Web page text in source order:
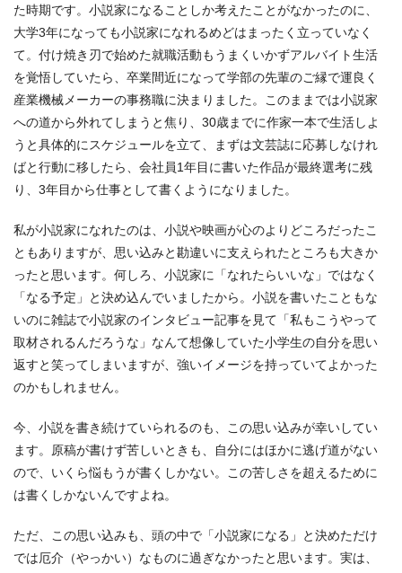
た時期です。小説家になることしか考えたことがなかったのに、
大学3年になっても小説家になれるめどはまったく立っていなく
て。付け焼き刃で始めた就職活動もうまくいかずアルバイト生活
を覚悟していたら、卒業間近になって学部の先輩のご縁で運良く
産業機械メーカーの事務職に決まりました。このままでは小説家
への道から外れてしまうと焦り、30歳までに作家一本で生活しよ
うと具体的にスケジュールを立て、まずは文芸誌に応募しなけれ
ばと行動に移したら、会社員1年目に書いた作品が最終選考に残
り、3年目から仕事として書くようになりました。
私が小説家になれたのは、小説や映画が心のよりどころだったこ
ともありますが、思い込みと勘違いに支えられたところも大きか
ったと思います。何しろ、小説家に「なれたらいいな」ではなく
「なる予定」と決め込んでいましたから。小説を書いたこともな
いのに雑誌で小説家のインタビュー記事を見て「私もこうやって
取材されるんだろうな」なんて想像していた小学生の自分を思い
返すと笑ってしまいますが、強いイメージを持っていてよかった
のかもしれません。
今、小説を書き続けていられるのも、この思い込みが幸いしてい
ます。原稿が書けず苦しいときも、自分にはほかに逃げ道がない
ので、いくら悩もうが書くしかない。この苦しさを超えるために
は書くしかないんですよね。
ただ、この思い込みも、頭の中で「小説家になる」と決めただけ
では厄介（やっかい）なものに過ぎなかったと思います。実は、